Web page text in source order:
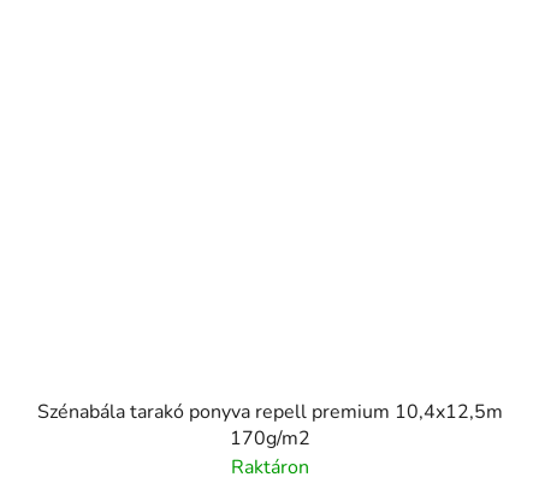
Szénabála tarakó ponyva repell premium 10,4x12,5m
170g/m2
Raktáron